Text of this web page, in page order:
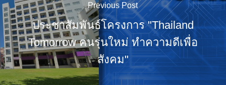
Previous Post
ประชาสัมพันธ์โครงการ "Thailand
Tomorrow คนรุ่นใหม่ ทำความดีเพื่อ
สังคม"